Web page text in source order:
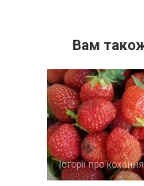
Вам
Історії про кохання